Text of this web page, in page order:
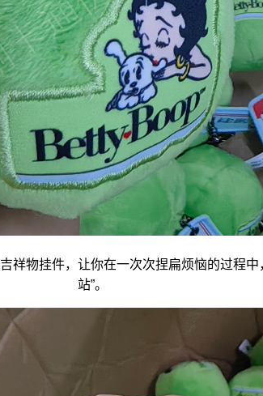
吉祥物挂件，让你在一次次捏扁烦恼的过程
站”。